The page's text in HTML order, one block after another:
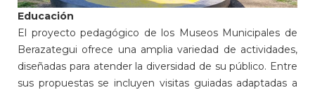
Educación
El proyecto pedagógico de los Museos Municipales de
Berazategui ofrece una amplia variedad de actividades,
diseñadas para atender la diversidad de su público. Entre
sus propuestas se incluyen visitas guiadas adaptadas a